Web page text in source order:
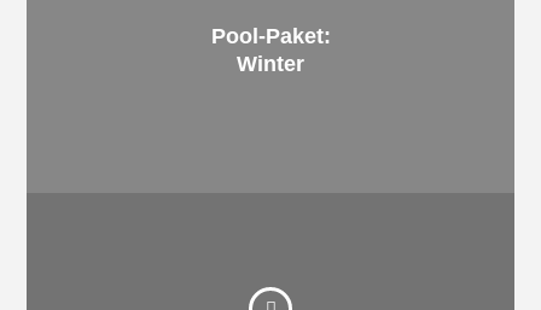
Pool-Paket:
Winter
Frost, Eis und Schnee, damit Ihr Pool den
Winter sicher übersteht, treffen wir die nötigen